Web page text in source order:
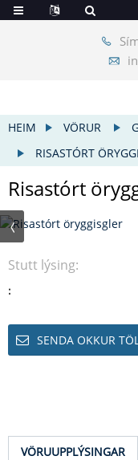
HEIM VÖRUR
RISASTÓRT
Risastórt
Stutt lýsing:
:
SENDA OKKUR
VÖRUUPPLÝSINGAR